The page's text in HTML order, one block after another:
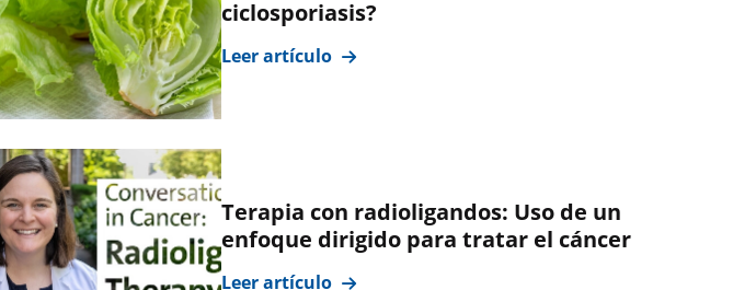
ciclosporiasis?
Leer artículo
Terapia con radioligandos: Uso de un
enfoque dirigido para tratar el cáncer
Leer artículo